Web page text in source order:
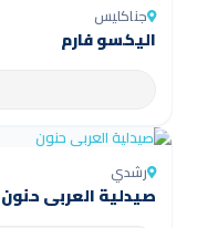
جناكليس
اليكسو فارم
رشدي
صيدلية العربى حنون